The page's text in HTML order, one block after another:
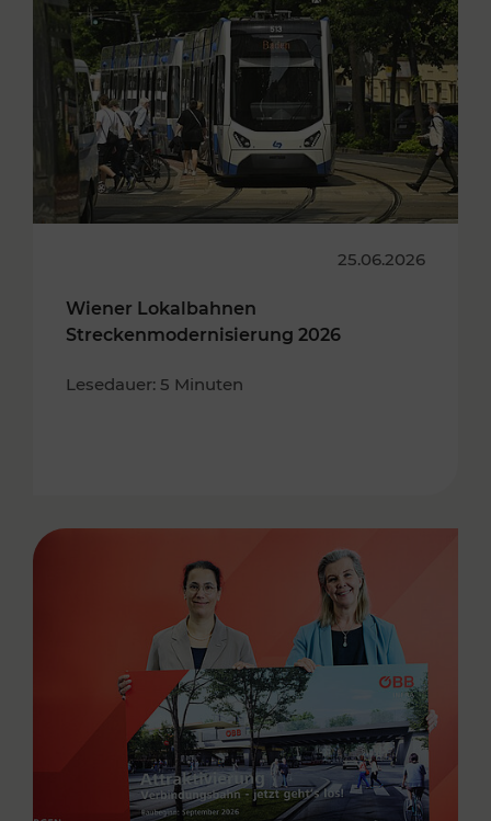
25.06.2026
Wiener Lokalbahnen
Streckenmodernisierung 2026
Lesedauer: 5 Minuten